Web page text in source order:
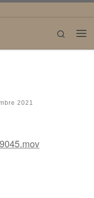
Search
2021